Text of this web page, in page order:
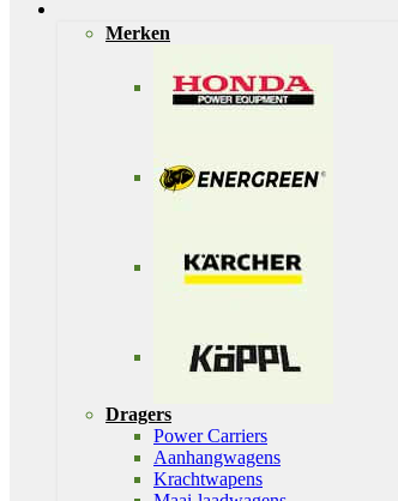
Merken
Dragers
Power Carriers
Aanhangwagens
Krachtwapens